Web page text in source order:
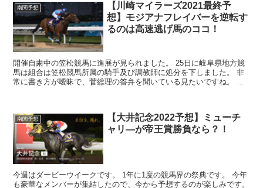
南関予想
【川崎マイラーズ2021最終予
想】モジアナフレイバーを逆転す
るのは高速逃げ馬のココ！
開催自粛中の笠松競馬に進展が見られました。 25日に岐阜県地方競
馬は組合は笠松競馬所属の騎手及び調教師に処分を下しました。 非
常に書き方が曖昧で、菅総理の答弁を聞いている見たいですね。 対
南関予想
【大井記念2022予想】ミューチ
ャリ―が帝王賞勝負なら？！
今週はダービーウイークです。 1年に1度の競馬界の祭典です。 今年
も豪華なメンバーが集結したので、今から予想するのが楽しみです。